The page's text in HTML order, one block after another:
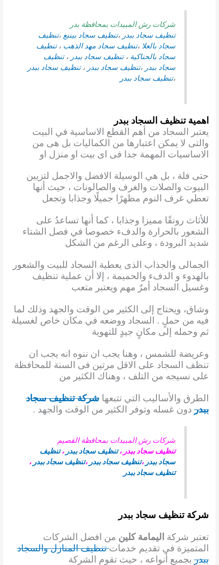
شركات رش المبيدات بمحافظة بدر
تنظيف سجاد ببدر ،تنظيف سجاد بينبع ،تنظيف
سجاد بالعلا،تنظيف سجاد مهد الذهب ،تنظيف
سجاد بالحناكية ،تنظيف سجاد ببدر ،تنظيف
سجاد ببدر ،تنظيف سجاد ببدر ،تنظيف سجاد ببدر
،تنظيف سجاد ببدر
اهمية تنظيف السجاد ببدر
يعتبر السجاد من أهم القطع الاساسية في البيت
والتى لا يمكن اعتبارها من الكماليات بل هى من
الاساسيات المهمة جدا فى اى بيت او منزل او
حتى فلة ، بل هي الوسيلة الافضل والاجمل لتزيين
البيوت والصلات والغرف والصالونات ، حيث أنها
تعطي غرف النوم مظهرًا جميلًا وجذابا وتجعل
للأثاث رونقًا مميزا وجذابا ، كما أنها تساعدُ على
الشعور بالحرارة والدفء خصوصا في فصل الشتاء
شديد البرودة ، وعلى
الرغم من الشكل
الجمالى والجذاب الذى يعطية السجاد للبيت والشعور
بالهدوء و الدفء والحميمة ، إلا أن عملية تنظيف
وغسيل السجاد أمرٌ مهم ويعتبر متعب
وشاق، ويحتاج إلى الكثير من الوقت والجهد وذلك لما
فيه من حملٍ . السجاد ووضعه في مكان خاص لغسيلة
ثم وحمله إلى مكانٍ جيدٍ للتهوية
وعريضة للشمس ، وهنا يجب ان ننوه انه يجب ان
تنظف السجاد على الاقل مرتين فى السنة للمحافظة
على نسيجه من التلف ، وهناك الكثير من
الطرق والأساليب التي تتبعهاشركة تنظيف سجاد
ببدر دونغسله وتوفر الكثير من الوقت والجهد .
شركات رش المبيدات بمحافظة القصيم
تنظيف سجاد ببدر ،تنظيف سجاد ببدر ،تنظيف
سجاد ببدر ،تنظيف سجاد ببدر ،تنظيف سجاد ببدر ،
تنظيف سجاد ببدر
شركة تنظيف سجاد ببدر
تعتبر شركة اليمامة كلين من افضل الشركات
المتميزة في تقديم خدمات تنظيف المنازل والسجاد
ببدر بجميع أنواعه ، حيث تقوم الشركة